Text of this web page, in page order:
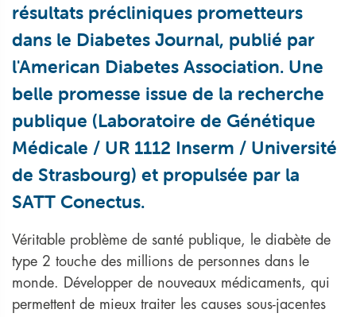
résultats précliniques prometteurs
dans le Diabetes Journal, publié par
l'American Diabetes Association. Une
belle promesse issue de la recherche
publique (Laboratoire de Génétique
Médicale / UR 1112 Inserm / Université
de Strasbourg) et propulsée par la
SATT Conectus.
Véritable problème de santé publique, le diabète de
type 2 touche des millions de personnes dans le
monde. Développer de nouveaux médicaments, qui
permettent de mieux traiter les causes sous-jacentes